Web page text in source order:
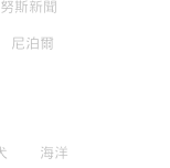
斯新聞
尼泊爾
海洋